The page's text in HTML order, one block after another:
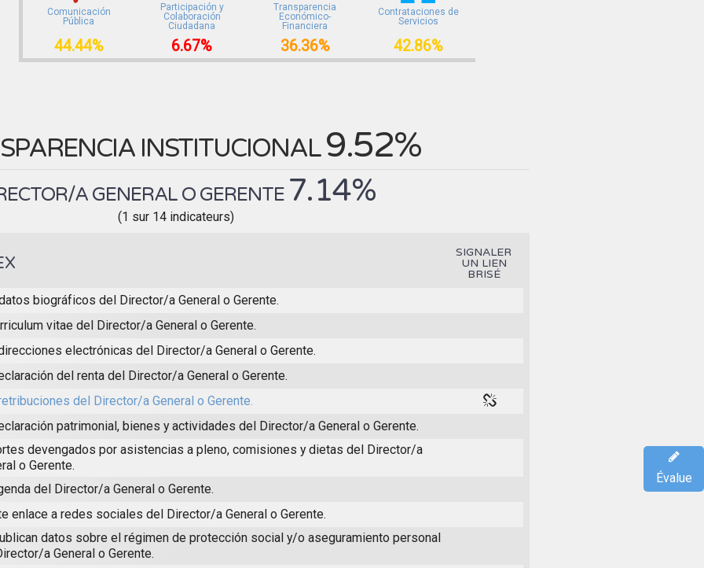
Comunicación
Pública
44.44%
Participación y
Colaboración
Ciudadana
6.67%
Transparencia
Económico-
Financiera
36.36%
Contrataciones de
Servicios
42.86%
INSTITUCIONAL9.52%
A GENERAL O GERENTE 7.14%
(1 sur 14 indicateurs)
SIGNALER
UN LIEN
BRISÉ
biográficos del Director/a General o Gerente.
vitae del Director/a General o Gerente.
electrónicas del Director/a General o Gerente.
del renta del Director/a General o Gerente.
del Director/a General o Gerente.
patrimonial, bienes y actividades del Director/a General o Gerente.
devengados por asistencias a pleno, comisiones y dietas del Director/a
o Gerente.
del Director/a General o Gerente.
enlace a redes sociales del Director/a General o Gerente.
datos sobre el régimen de protección social y/o aseguramiento personal
a General o Gerente.
Évalue